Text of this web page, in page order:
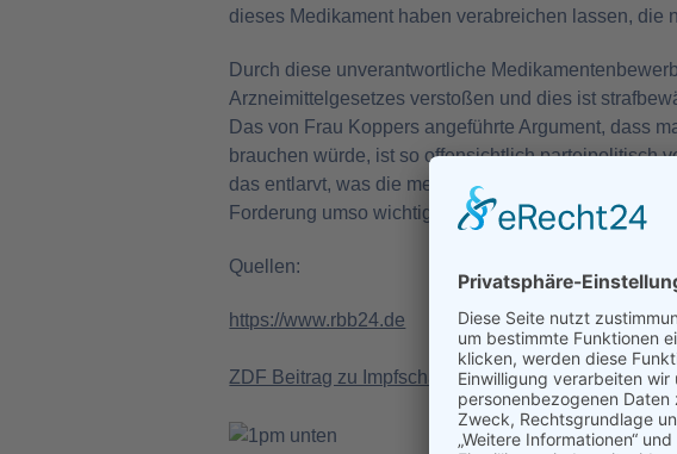
dieses Medikament haben verabreichen lassen, die
Durch diese unverantwortliche
Arzneimittelgesetzes verstoßen und dies ist
Das von Frau Koppers angeführte Argument, dass
brauchen würde, ist so offensichtlich parteipolitisch
das entlarvt, was die meisten Staatsanwälte in
Forderung umso wichtiger.“
Quellen:
https://www.rbb24.de
ZDF Beitrag zu Impfschäden und Haftung, ab Minute